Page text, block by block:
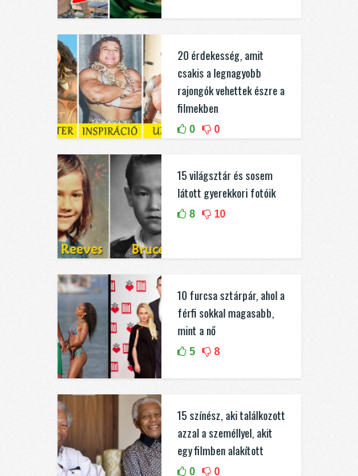
20 érdekesség, amit
csakis a legnagyobb
rajongók vehettek észre a
filmekben
0 0
15 világsztár és sosem
látott gyerekkori fotóik
8 10
10 furcsa sztárpár, ahol a
férfi sokkal magasabb,
mint a nő
5 8
15 színész, aki találkozott
azzal a személlyel, akit
egy filmben alakított
0 0